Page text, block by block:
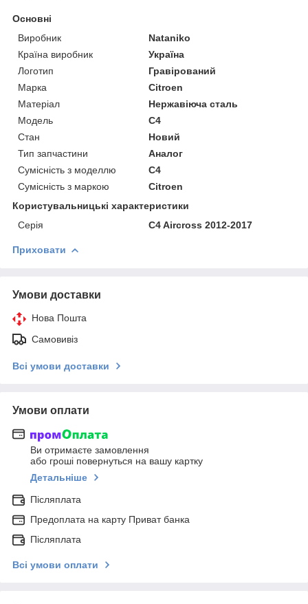
Основні
Виробник
Nataniko
Країна виробник
Україна
Логотип
Гравірований
Марка
Citroen
Матеріал
Нержавіюча сталь
Модель
C4
Стан
Новий
Тип запчастини
Аналог
Сумісність з моделлю
C4
Сумісність з маркою
Citroen
Користувальницькі характеристики
Серія
C4 Aircross 2012-2017
Приховати
Умови доставки
Нова Пошта
Самовивіз
Всі умови доставки
Умови оплати
Ви отримаєте замовлення
або гроші повернуться на вашу картку
Детальніше
Післяплата
Предоплата на карту Приват банка
Післяплата
Всі умови оплати